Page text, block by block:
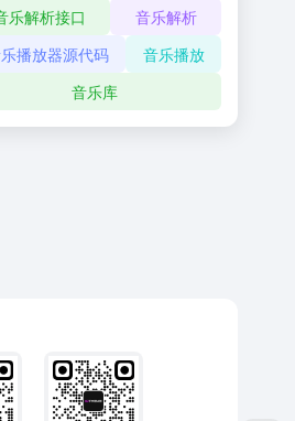
乐解析接口
音乐解析
播放器源代码
音乐播放
音乐库